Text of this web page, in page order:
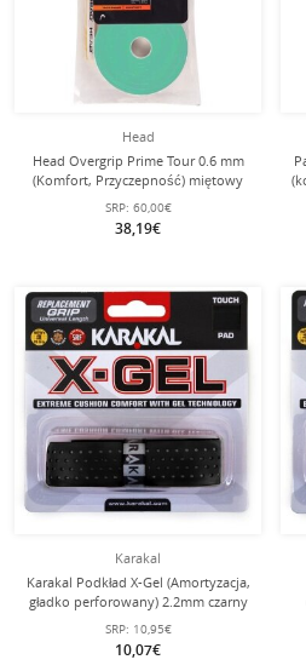
Head
Head Overgrip Prime Tour 0.6 mm
(Komfort, Przyczepność) miętowy
30 sztuk w opakowaniu
SRP: 60,00€
38,19€
Karakal
Karakal Podkład X-Gel (Amortyzacja,
gładko perforowany) 2.2mm czarny
SRP: 10,95€
10,07€